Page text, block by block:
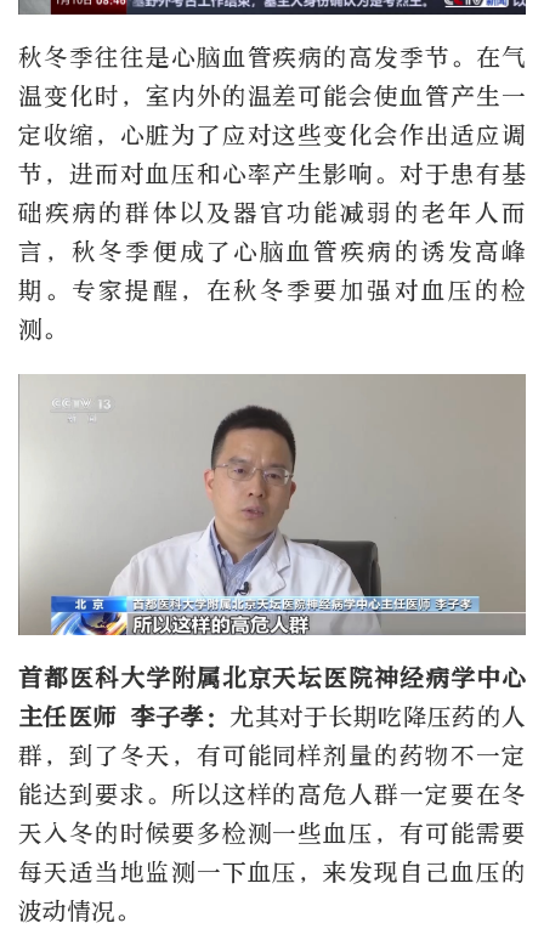
秋冬季往往是心脑血管疾病的高发季节。在气
温变化时，室内外的温差可能会使血管产生一
定收缩，心脏为了应对这些变化会作出适应调
节，进而对血压和心率产生影响。对于患有基
础疾病的群体以及器官功能减弱的老年人而
言，秋冬季便成了心脑血管疾病的诱发高峰
期。专家提醒，在秋冬季要加强对血压的检
测。
首都医科大学附属北京天坛医院神经病学中心
主任医师 李子孝： 尤其对于长期吃降压药的人
群，到了冬天，有可能同样剂量的药物不一定
能达到要求。所以这样的高危人群一定要在冬
天入冬的时候要多检测一些血压，有可能需要
每天适当地监测一下血压，来发现自己血压的
波动情况。